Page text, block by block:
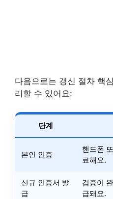
다음으로는 갱신 절차 핵
리할 수 있어요:
단계
본인 인증
핸드폰
료해요.
신규 인증서 발
급
검증이
급돼요.